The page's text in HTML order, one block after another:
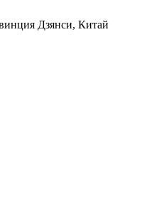
Дзянси, Китай